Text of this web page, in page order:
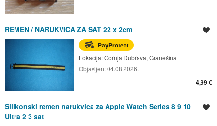
REMEN / NARUKVICA ZA SAT 22 x 2cm
PayProtect
Lokacija:Gornja Dubrava, Granešina
Objavljen:04.08.2026.
4,99 €
Silikonski remen narukvica za Apple Watch Series 8 9 10
Ultra 2 3 sat